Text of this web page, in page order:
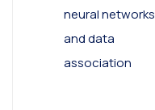
neural networks
and data
association